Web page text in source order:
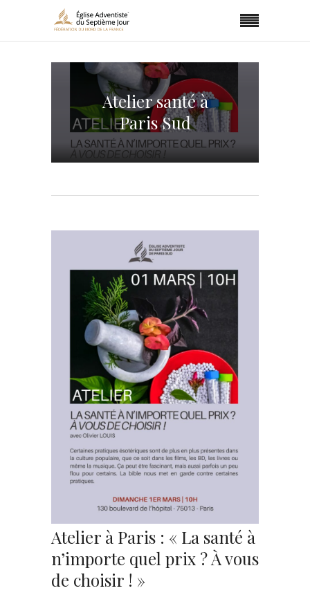
Atelier santé à
Paris Sud
Atelier à Paris : « La santé à
n’importe quel prix ? À vous
de choisir ! »